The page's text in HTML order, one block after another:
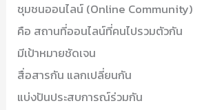
ชุมชนออนไลน์ (Online Community)
คือ สถานที่ออนไลน์ที่คนไปรวมตัวกัน
มีเป้าหมายชัดเจน
สื่อสารกัน แลกเปลี่ยนกัน
แบ่งปันประสบการณ์ร่วมกัน